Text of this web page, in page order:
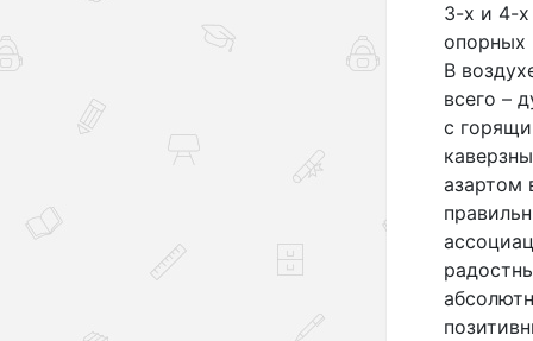
3-х и 4-х
опорных
В
всего –
с
азартом